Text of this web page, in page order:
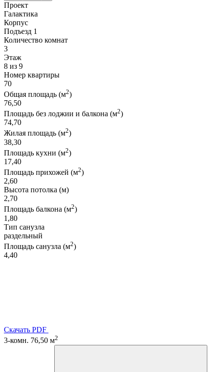
Проект
Галактика
Корпус
Подъезд 1
Количество комнат
3
Этаж
8 из 9
Номер квартиры
70
Общая площадь (м2)
76,50
Площадь без лоджии и балкона (м2)
74,70
Жилая площадь (м2)
38,30
Площадь кухни (м2)
17,40
Площадь прихожей (м2)
2,60
Высота потолка (м)
2,70
Площадь балкона (м2)
1,80
Тип санузла
раздельный
Площадь санузла (м2)
4,40
Скачать PDF
3-комн. 76,50 м2